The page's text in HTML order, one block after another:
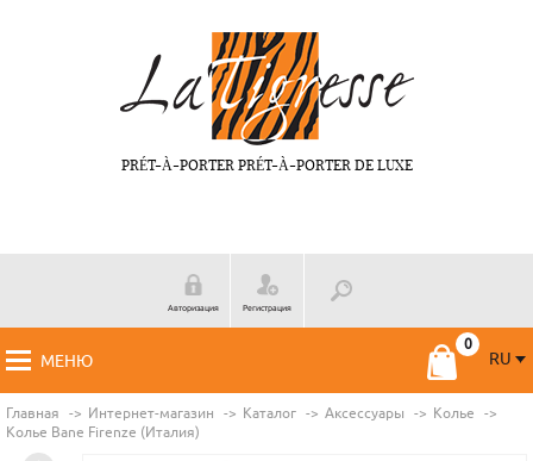
PRÉT-À-PORTER PRÉT-À-PORTER DE LUXE
Авторизация Регистрация
МЕНЮ
RU
Главная Интернет-магазин Каталог Аксессуары
Колье
Колье Bane Firenze (Италия)